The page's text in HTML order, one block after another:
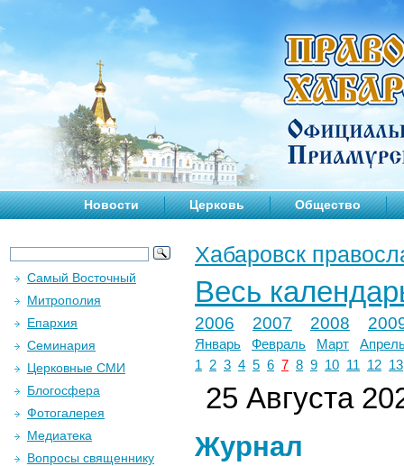
Новости Церковь Общество
Хабаровск
Весь
2006 2007 2008
Январь Февраль Март
1
2 3 4 5 6 7 8 9 10 11 12 13
25 Августа
Журнал
Самый Восточный
Митрополия
Епархия
Семинария
Церковные СМИ
Блогосфера
Фотогалерея
Медиатека
Вопросы священнику